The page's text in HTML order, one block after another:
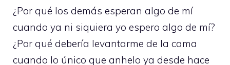
¿Por qué los demás esperan algo de mí
cuando ya ni siquiera yo espero algo de mí?
¿Por qué debería levantarme de la cama
cuando lo único que anhelo ya desde hace